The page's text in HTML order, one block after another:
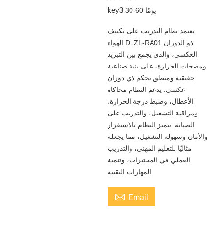
key3 30-60 يومًا
يعتمد نظام التدريب على تكييف
الهواء DLZL-RA01 ذو الدوران
العكسي، والذي يجمع بين التبريد
ومضخات الحرارة، على بنية صناعية
حقيقية ومنطق تحكم ذي دوران
عكسي. يدعم النظام محاكاة
الأعطال، وضبط درجة الحرارة،
ومراقبة التشغيل، والتدريب على
الصيانة. يتميز النظام بالاستقرار
والأمان وسهولة التشغيل، مما يجعله
مثاليًا للتعليم المهني، والتدريب
العملي في المختبرات، وتنمية
 Email